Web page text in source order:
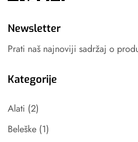
Newsletter
Prati naš najnoviji sadržaj o
Kategorije
Alati (2)
Beleške (1)